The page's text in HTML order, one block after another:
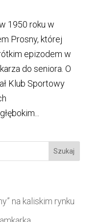
1950 roku w
Prosny, której
epizodem w
do seniora. O
Klub Sportowy
Szukaj
na kaliskim rynku